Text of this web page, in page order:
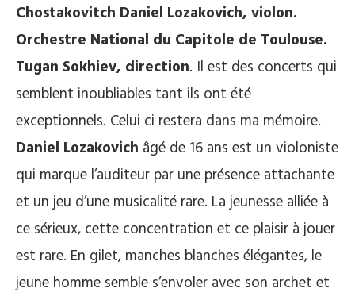
Chostakovitch Daniel Lozakovich, violon.
Orchestre National du Capitole de Toulouse.
Tugan Sokhiev, direction. Il est des concerts qui
semblent inoubliables tant ils ont été
exceptionnels. Celui ci restera dans ma mémoire.
Daniel Lozakovich âgé de 16 ans est un violoniste
qui marque l’auditeur par une présence attachante
et un jeu d’une musicalité rare. La jeunesse alliée à
ce sérieux, cette concentration et ce plaisir à jouer
est rare. En gilet, manches blanches élégantes, le
jeune homme semble s’envoler avec son archet et